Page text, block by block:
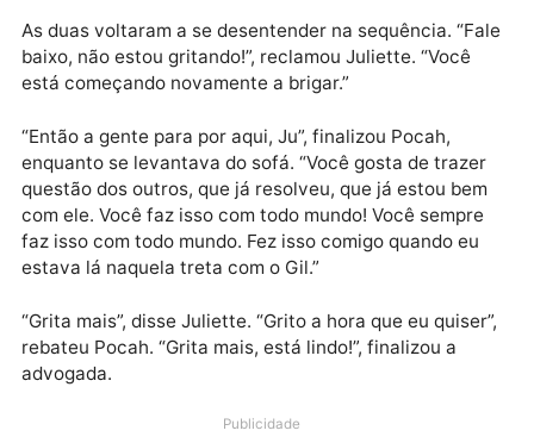
estava se sentindo. “Não sou adivinha, Ju. Não
bola de cristal. Entendo seu sentimento. Poderia ou
não poderia fazer, foi o que aconteceu no momento”,
também estava sentindo. Todo mundo sentindo
coisas.”
As duas voltaram a se desentender na sequência.
baixo, não estou gritando!”, reclamou Juliette. “Você
está começando novamente a brigar.”
“Então a gente para por aqui, Ju”, finalizou Pocah,
enquanto se levantava do sofá. “Você gosta de
com ele. Você faz isso com todo mundo! Você